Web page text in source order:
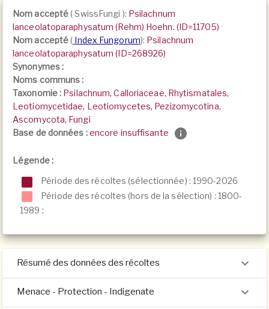
Nom accepté(SwissFungi ): Psilachnum
lanceolatoparaphysatum (Rehm) Hoehn. (ID=11705)
Nom accepté( Index Fungorum): Psilachnum
lanceolatoparaphysatum (ID=268926)
Synonymes :
Noms communs :
Taxonomie : Psilachnum, Calloriaceae, Rhytismatales,
Leotiomycetidae, Leotiomycetes, Pezizomycotina,
Ascomycota, Fungi
Base de données :encore insuffisante
Légende :
Période des récoltes (sélectionnée) : 1990-2026
Période des récoltes (hors de la sélection) : 1800-
1989 ;
Résumé des données des récoltes
Menace - Protection - Indigenate